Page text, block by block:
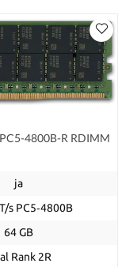
4800B-R RDIMM
ja
s PC5‑4800B
64 GB
Rank 2R